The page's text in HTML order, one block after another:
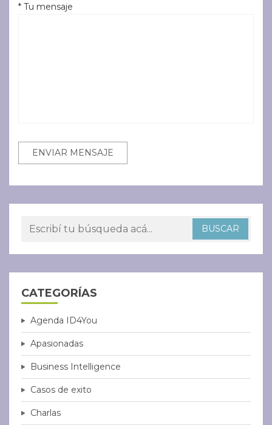
* Tu mensaje
CATEGORÍAS
Agenda ID4You
Apasionadas
Business Intelligence
Casos de exito
Charlas